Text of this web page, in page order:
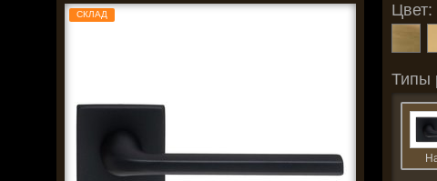
СКЛАД Цвет:
Типы